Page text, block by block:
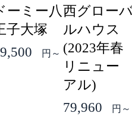
ーミー八
子大塚
円～
西グロー
ルハウス
(2023年春
リニュー
アル)
79,960
円～